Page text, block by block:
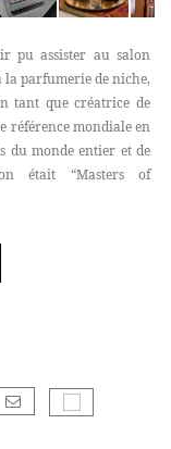
pu assister au salon
la parfumerie de niche,
tant que créatrice de
référence mondiale en
du monde entier et de
était “Masters of